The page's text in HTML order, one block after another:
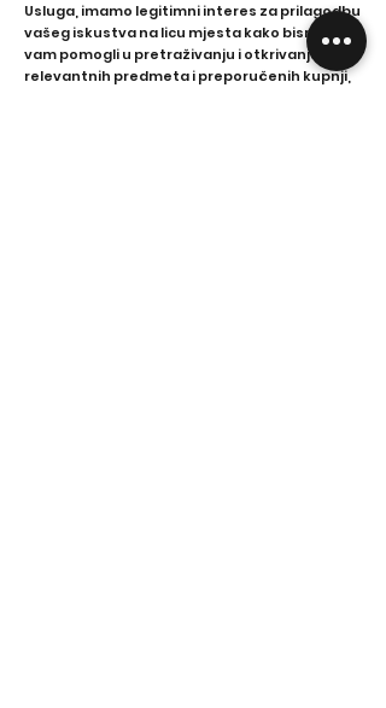
Usluga, imamo legitimni interes za prilagodbu
vašeg iskustva na licu mjesta kako bismo
vam pomogli u pretraživanju i otkrivanju
relevantnih predmeta i preporučenih kupnji,